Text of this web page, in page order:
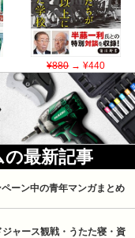
¥880→ ¥440
最新記事
ーン中の青年マンガまとめ
ャース観戦・うたた寝・資